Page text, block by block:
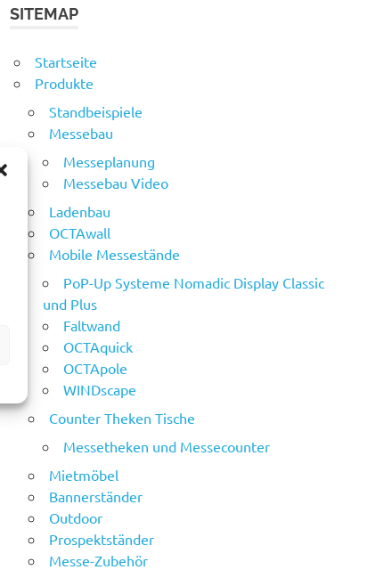
SITEMAP
Startseite
Produkte
Standbeispiele
Messebau
Messeplanung
Messebau Video
Ladenbau
OCTAwall
Mobile Messestände
PoP-Up Systeme Nomadic Display Classic
und Plus
Faltwand
OCTAquick
OCTApole
WINDscape
Counter Theken Tische
Messetheken und Messecounter
Mietmöbel
Bannerständer
Outdoor
Prospektständer
Messe-Zubehör